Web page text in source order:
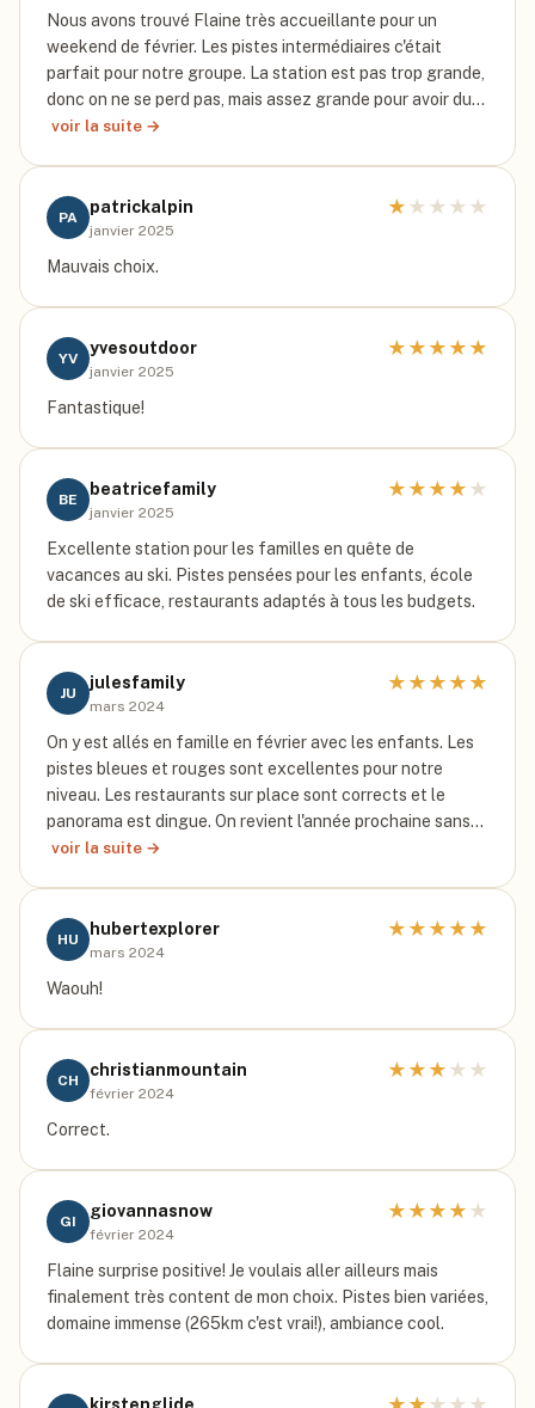
Nous avons trouvé Flaine très accueillante pour un
weekend de février. Les pistes intermédiaires c'était
parfait pour notre groupe. La station est pas trop grande,
donc on ne se perd pas, mais assez grande pour avoir du…
voir la suite →
PA
patrickalpin
janvier 2025
★ ★ ★ ★ ★
Mauvais choix.
YV
yvesoutdoor
janvier 2025
★ ★ ★ ★ ★
Fantastique!
BE
beatricefamily
janvier 2025
★ ★ ★ ★ ★
Excellente station pour les familles en quête de
vacances au ski. Pistes pensées pour les enfants, école
de ski efficace, restaurants adaptés à tous les budgets.
JU
julesfamily
mars 2024
★ ★ ★ ★ ★
On y est allés en famille en février avec les enfants. Les
pistes bleues et rouges sont excellentes pour notre
niveau. Les restaurants sur place sont corrects et le
panorama est dingue. On revient l'année prochaine sans…
voir la suite →
HU
hubertexplorer
mars 2024
★ ★ ★ ★ ★
Waouh!
CH
christianmountain
février 2024
★ ★ ★ ★ ★
Correct.
GI
giovannasnow
février 2024
★ ★ ★ ★ ★
Flaine surprise positive! Je voulais aller ailleurs mais
finalement très content de mon choix. Pistes bien variées,
domaine immense (265km c'est vrai!), ambiance cool.